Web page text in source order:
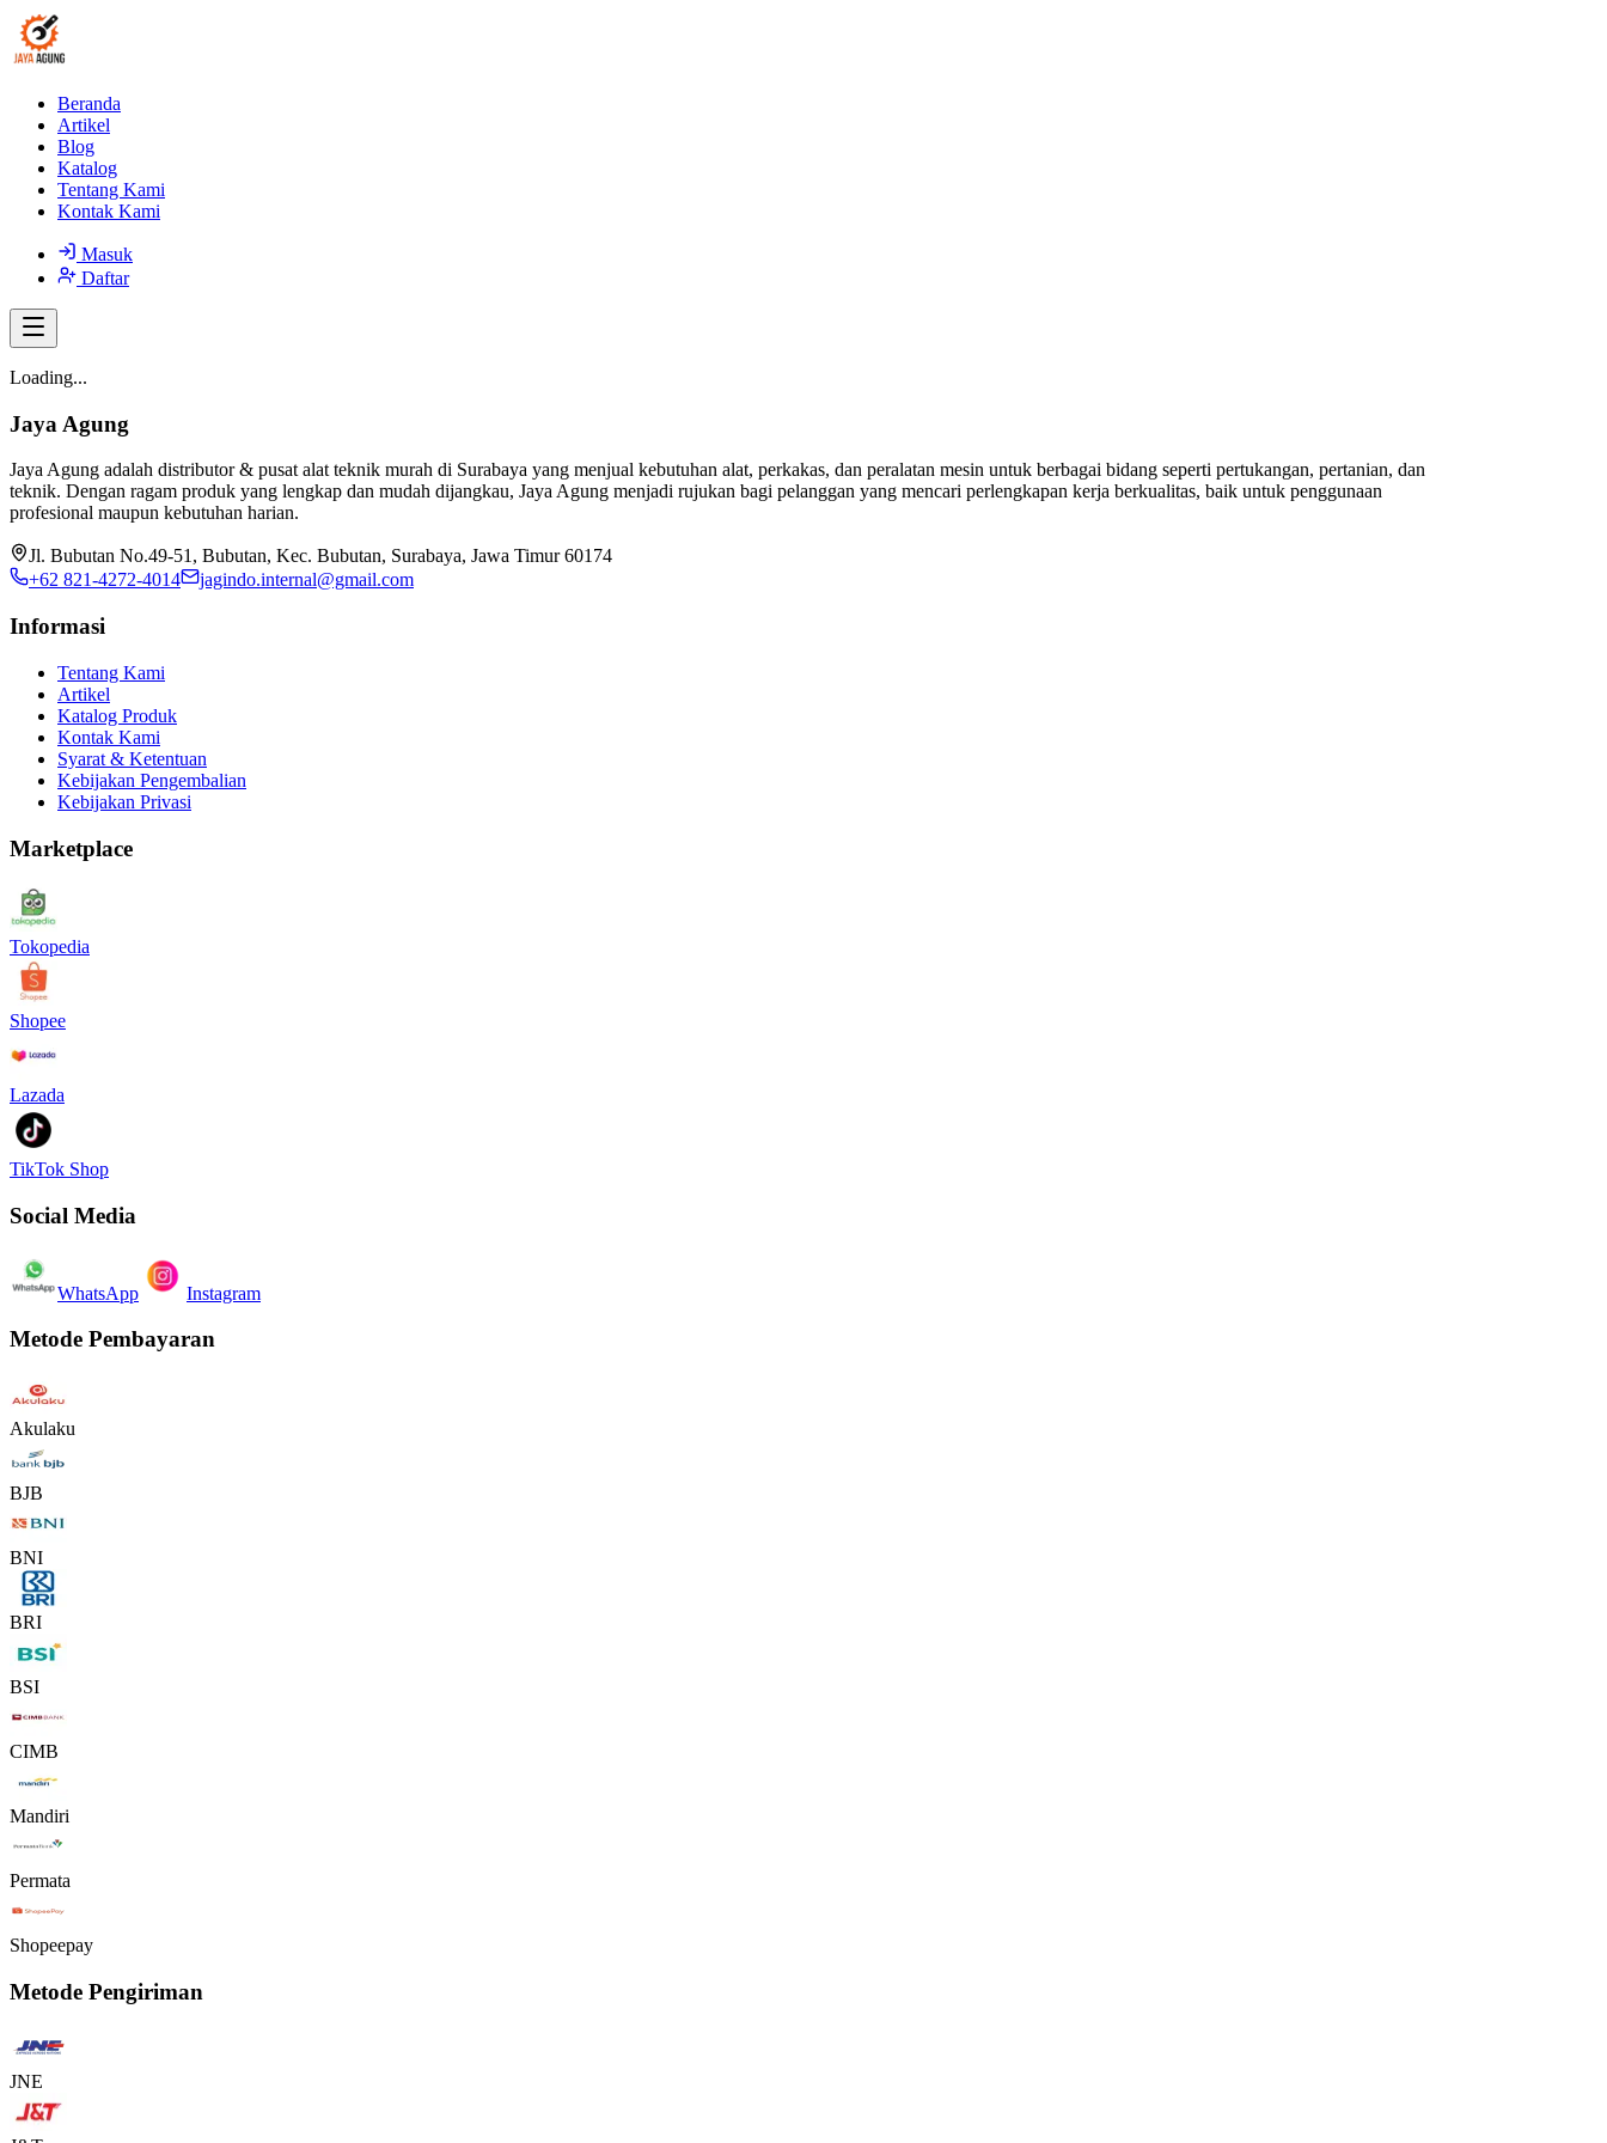
Beranda
Artikel
Blog
Katalog
Tentang Kami
Kontak Kami
Masuk
Daftar
Loading...
Jaya Agung
Jaya Agung adalah distributor & pusat alat teknik murah di Surabaya yang menjual kebutuhan alat, perkakas, dan peralatan mesin untuk berbagai bidang seperti pertukangan, pertanian, dan
teknik. Dengan ragam produk yang lengkap dan mudah dijangkau, Jaya Agung menjadi rujukan bagi pelanggan yang mencari perlengkapan kerja berkualitas, baik untuk penggunaan
profesional maupun kebutuhan harian.
Jl. Bubutan No.49-51, Bubutan, Kec. Bubutan, Surabaya, Jawa Timur 60174
+62 821-4272-4014
jagindo.internal@gmail.com
Informasi
Tentang Kami
Artikel
Katalog Produk
Kontak Kami
Syarat & Ketentuan
Kebijakan Pengembalian
Kebijakan Privasi
Marketplace
Tokopedia
Shopee
Lazada
TikTok Shop
Social Media
WhatsApp Instagram
Metode Pembayaran
Akulaku
BJB
BNI
BRI
BSI
CIMB
Mandiri
Permata
Shopeepay
Metode Pengiriman
JNE